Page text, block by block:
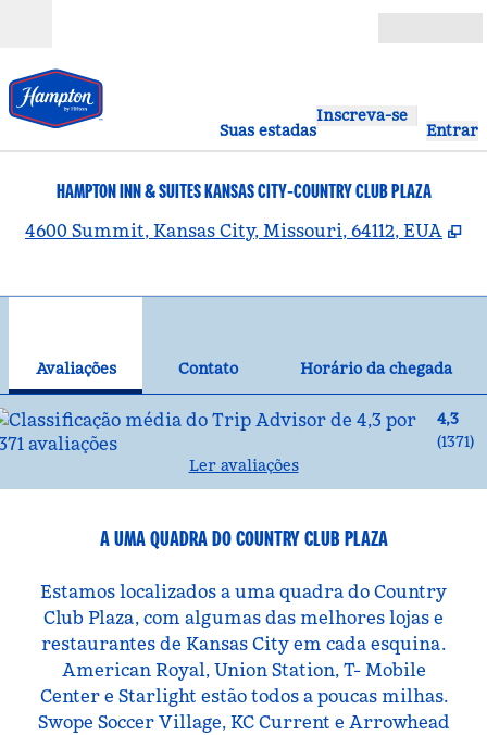
Suas estadas
Inscreva-se
Entrar
HAMPTON INN & SUITES KANSAS CITY-COUNTRY CLUB PLAZA
4600 Summit, Kansas City, Missouri, 64112, EUA ,
Avaliações Contato
Horário da chegada
4,3
(1371)
Ler avaliações
A UMA QUADRA DO COUNTRY CLUB PLAZA
Estamos localizados a uma quadra do Country
Club Plaza, com algumas das melhores lojas e
restaurantes de Kansas City em cada esquina.
American Royal, Union Station, T- Mobile
Center e Starlight estão todos a poucas milhas.
Swope Soccer Village, KC Current e Arrowhead